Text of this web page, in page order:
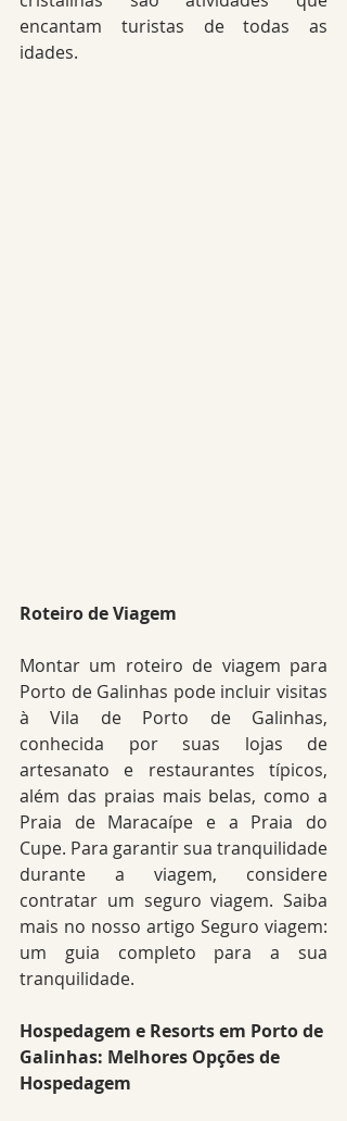
encantam turistas de todas as
idades.
Roteiro de Viagem
Montar um roteiro de viagem para
Porto de Galinhas pode incluir visitas
à Vila de Porto de Galinhas,
conhecida por suas lojas de
artesanato e restaurantes típicos,
além das praias mais belas, como a
Praia de Maracaípe e a Praia do
Cupe. Para garantir sua tranquilidade
durante a viagem, considere
contratar um seguro viagem. Saiba
mais no nosso artigo Seguro viagem:
um guia completo para a sua
tranquilidade.
Hospedagem e Resorts em Porto de
Galinhas: Melhores Opções de
Hospedagem